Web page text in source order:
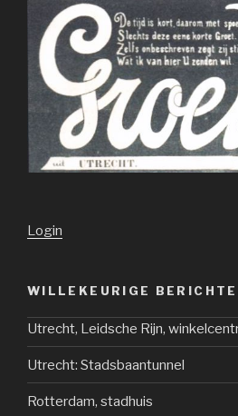
Login
WILLEKEURIGE
Utrecht, Leidsche Rijn,
Utrecht: Stadsbaantunnel
Rotterdam, stadhuis